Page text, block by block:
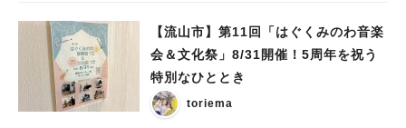
【流山市】第11回「はぐくみのわ音楽
会＆文化祭」8/31開催！5周年を祝う
特別なひととき
toriema